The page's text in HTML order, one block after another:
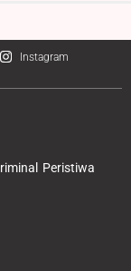
Instagram
Peristiwa